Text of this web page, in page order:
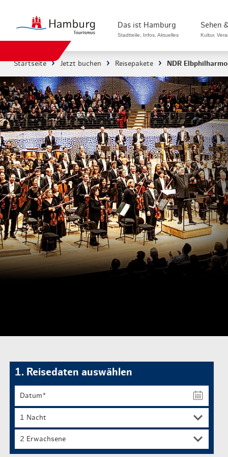
Das ist Hamburg
Stadtteile, Infos, Aktuelles
Stadtteile in Hamburg
Die Welt in Hamburg
Hamburg nachhaltig erleben
Ein Tag in Hamburg
Hamburg das ganze Jahr
Hamburg für...
Infos & Mobilität
Sehen
Kultur,
Kultur &
Musicals &
Hamburg
Radfahren
Routen &
Historisches
Startseite Jetzt buchen Reisepakete NDR
1. Reisedaten auswählen
2 Erwachsene